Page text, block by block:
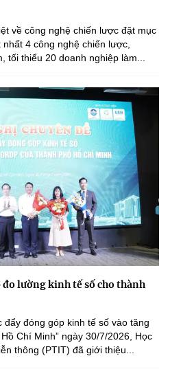
về công nghệ chiến lược đặt mục
4 công nghệ chiến lược,
thiểu 20 doanh nghiệp làm...
lường kinh tế số cho thành
đẩy đóng góp kinh tế số vào tăng
Chí Minh” ngày 30/7/2026, Học
thông (PTIT) đã giới thiệu...